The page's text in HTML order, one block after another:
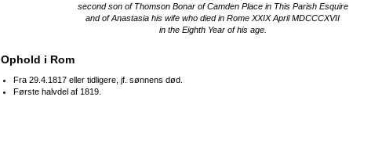
second son of Thomson Bonar of Camden Place in This Parish Esquire
and of Anastasia his wife who died in Rome XXIX April MDCCCXVII
in the Eighth Year of his age.
Ophold i Rom
Fra 29.4.1817 eller tidligere, jf. sønnens død.
Første halvdel af 1819.